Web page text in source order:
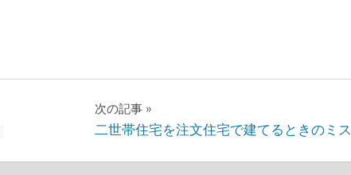
次の記事
二世帯住宅を注文住宅で建てるときのミス